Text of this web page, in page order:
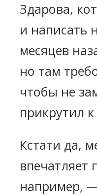
Здарова,
и написать
месяцев
но там
чтобы не
прикрутил
Кстати да,
например,